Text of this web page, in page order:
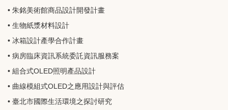
• 朱銘美術館商品設計開發計畫
• 生物紙漿材料設計
• 冰箱設計產學合作計畫
• 病房臨床資訊系統委託資訊服務案
• 組合式OLED照明產品設計
• 曲線模組式OLED之應用設計與評估
• 臺北市國際生活環境之探討研究